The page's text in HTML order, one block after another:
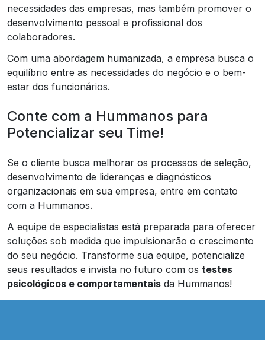
necessidades das empresas, mas também promover o
desenvolvimento pessoal e profissional dos
colaboradores.
Com uma abordagem humanizada, a empresa busca o
equilíbrio entre as necessidades do negócio e o bem-
estar dos funcionários.
Conte com a Hummanos para
Potencializar seu Time!
Se o cliente busca melhorar os processos de seleção,
desenvolvimento de lideranças e diagnósticos
organizacionais em sua empresa, entre em contato
com a Hummanos.
A equipe de especialistas está preparada para oferecer
soluções sob medida que impulsionarão o crescimento
do seu negócio. Transforme sua equipe, potencialize
seus resultados e invista no futuro com os testes
psicológicos e comportamentais da Hummanos!